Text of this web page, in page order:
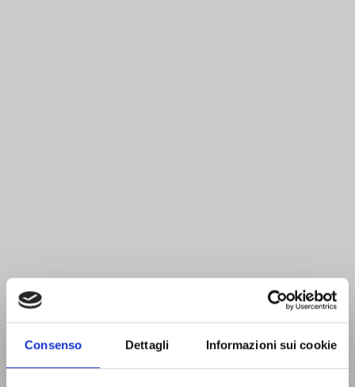
Consenso Dettagli Informazioni sui cookie